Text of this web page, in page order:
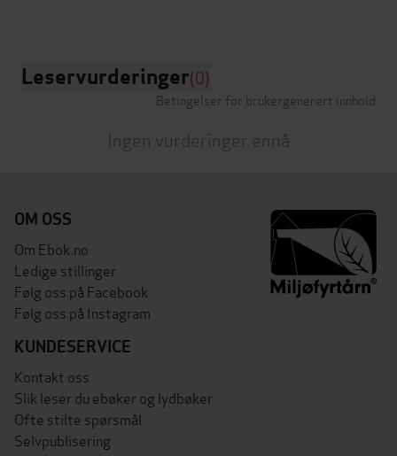
Leservurderinger(0)
Betingelser for brukergenerert innhold
Ingen vurderinger ennå
OM OSS
Om Ebok.no
Ledige stillinger
Følg oss på Facebook
Følg oss på Instagram
KUNDESERVICE
Kontakt oss
Slik leser du ebøker og lydbøker
Ofte stilte spørsmål
Selvpublisering